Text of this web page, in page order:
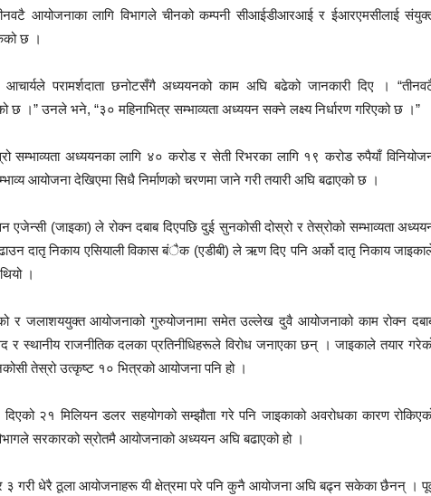
आयोजनाका लागि विभागले चीनको कम्पनी सीआईडीआरआई र ईआरएमसीलाई
छ ।
आचार्यले परामर्शदाता छनोटसँगै अध्ययनको काम अघि बढेको जानकारी दिए ।
छ ।” उनले भने, “३० महिनाभित्र सम्भाव्यता अध्ययन सक्ने लक्ष्य निर्धारण गरिएको छ ।”
सम्भाव्यता अध्ययनका लागि ४० करोड र सेती रिभरका लागि १९ करोड रुपैयाँ
आयोजना देखिएमा सिधै निर्माणको चरणमा जाने गरी तयारी अघि बढाएको छ ।
(जाइका) ले रोक्न दबाब दिएपछि दुई सुनकोसी दोस्रो र तेस्रोको सम्भाव्यता
दातृ निकाय एसियाली विकास बंैक (एडीबी) ले ऋण दिए पनि अर्को दातृ निकाय
।
र जलाशययुक्त आयोजनाको गुरुयोजनामा समेत उल्लेख दुवै आयोजनाको काम रोक्न
र स्थानीय राजनीतिक दलका प्रतिनीधिहरूले विरोध जनाएका छन् । जाइकाले तयार
तेस्रो उत्कृष्ट १० भित्रको आयोजना पनि हो ।
२१ मिलियन डलर सहयोगको सम्झौता गरे पनि जाइकाको अवरोधका कारण
सरकारको स्रोतमै आयोजनाको अध्ययन अघि बढाएको हो ।
गरी धेरै ठूला आयोजनाहरू यी क्षेत्रमा परे पनि कुनै आयोजना अघि बढ्न सकेका छैनन् ।